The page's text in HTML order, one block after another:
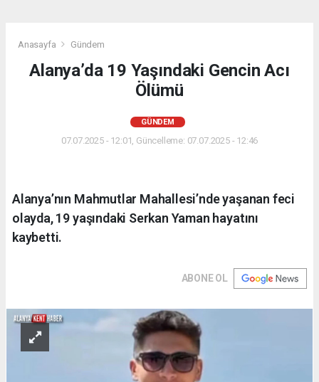
Anasayfa Gündem
Alanya’da 19 Yaşındaki Gencin Acı
Ölümü
GÜNDEM
07.07.2025 - 12:01, Güncelleme: 07.07.2025 - 12:46
Alanya’nın Mahmutlar Mahallesi’nde yaşanan feci
olayda, 19 yaşındaki Serkan Yaman hayatını
kaybetti.
ABONE OL